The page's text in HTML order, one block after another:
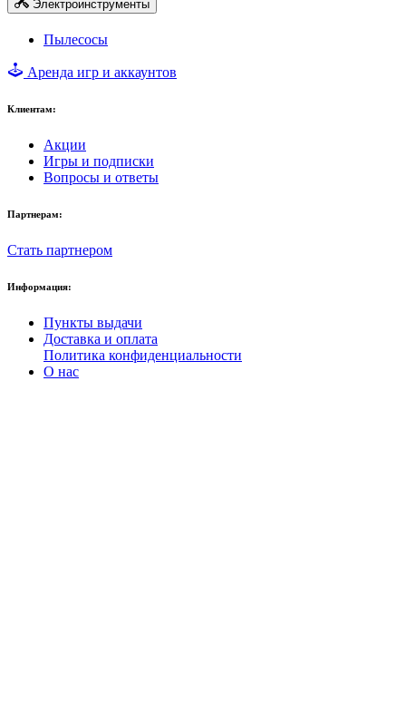
Электроинструменты
Пылесосы
Аренда игр и аккаунтов
Клиентам:
Акции
Игры и подписки
Вопросы и ответы
Партнерам:
Стать партнером
Информация:
Пункты выдачи
Доставка и оплата
Политика конфиденциальности
О нас